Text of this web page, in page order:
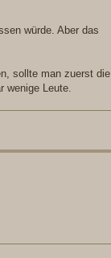
würde. Aber das
sollte man zuerst die
wenige Leute.